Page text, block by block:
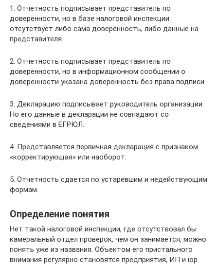
1. Отчетность подписывает представитель по
доверенности, но в базе налоговой инспекции
отсутствует либо сама доверенность, либо данные на
представителя.
2. Отчетность подписывает представитель по
доверенности, но в информационном сообщении о
доверенности указана доверенность без права подписи.
3. Декларацию подписывает руководитель организации.
Но его данные в декларации не совпадают со
сведениями в ЕГРЮЛ.
4. Представляется первичная декларация с признаком
«корректирующая» или наоборот.
5. Отчетность сдается по устаревшим и недействующим
формам.
Определение понятия
Нет такой налоговой инспекции, где отсутствовал бы
камеральный отдел проверок, чем он занимается, можно
понять уже из названия. Объектом его пристального
внимания регулярно становятся предприятия, ИП и юр.